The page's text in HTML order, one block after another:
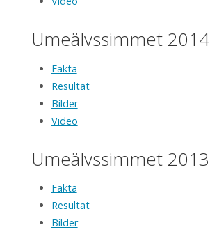
Umeälvssimmet 2014
Fakta
Resultat
Bilder
Video
Umeälvssimmet 2013
Fakta
Resultat
Bilder